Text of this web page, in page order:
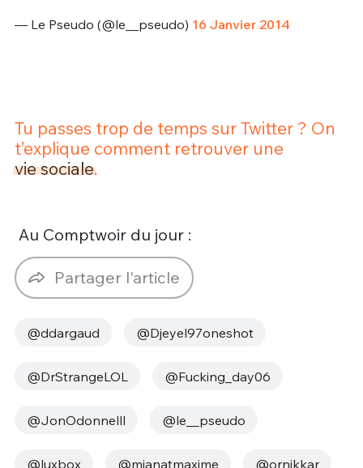
— Le Pseudo (@le__pseudo) 16 Janvier 2014
Tu passes trop de temps sur Twitter ? On
t’explique comment retrouver une
vie sociale.
Au Comptwoir du jour :
Partager l'article
@ddargaud @Djeyel97oneshot
@DrStrangeLOL @Fucking_day06
@JonOdonnelll @le__pseudo
@luxbox @mianatmaxime @ornikkar